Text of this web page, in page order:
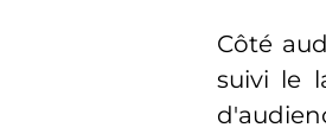
Côté
suivi le